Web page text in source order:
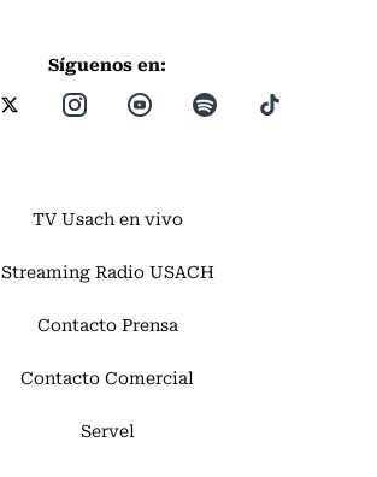
Síguenos en:
TV Usach en vivo
Streaming Radio USACH
Contacto Prensa
Contacto Comercial
Servel